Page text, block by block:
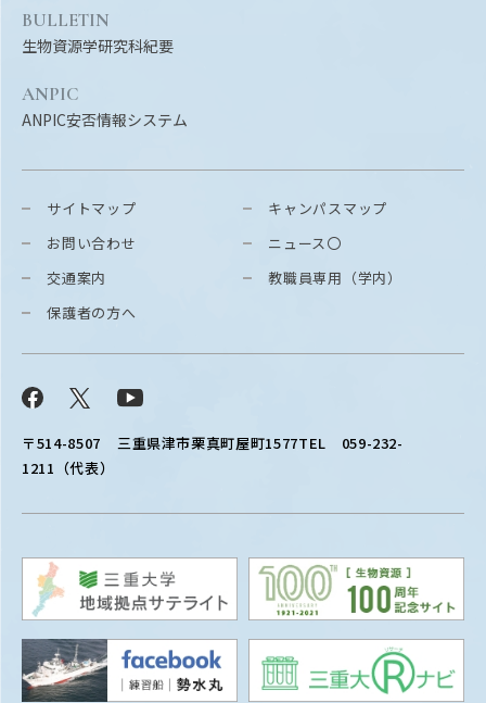
〒514-8507 三重県津市栗真町屋町1577TEL 059-232-
1211（代表）
サイトマップ
お問い合わせ
交通案内
保護者の方へ
Facebook
キャンパスマップ
ニュース〇
教職員専用（学内）
BULLETIN
生物資源学研究科紀要
ANPIC
ANPIC安否情報システム